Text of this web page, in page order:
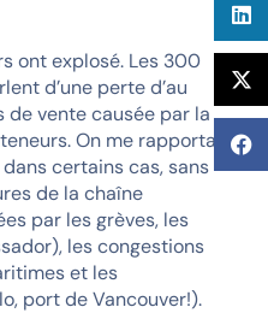
ont explosé. Les 300
d’une perte d’au
vente causée par la
On me rapportait
certains cas, sans
de la chaîne
par les grèves, les
les congestions
et les
port de Vancouver!).